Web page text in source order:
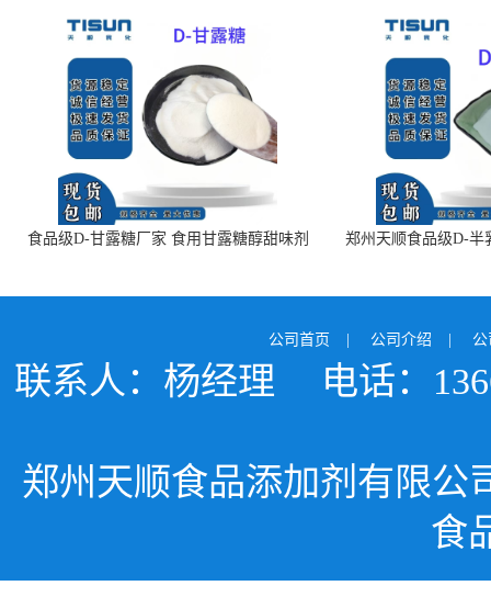
食品级D-甘露糖厂家 食用甘露糖醇甜味剂
郑州天顺食品级D-半
公司首页 | 公司介绍 |
联系人：杨经理 电话：
郑州天顺食品添加剂有限公
食